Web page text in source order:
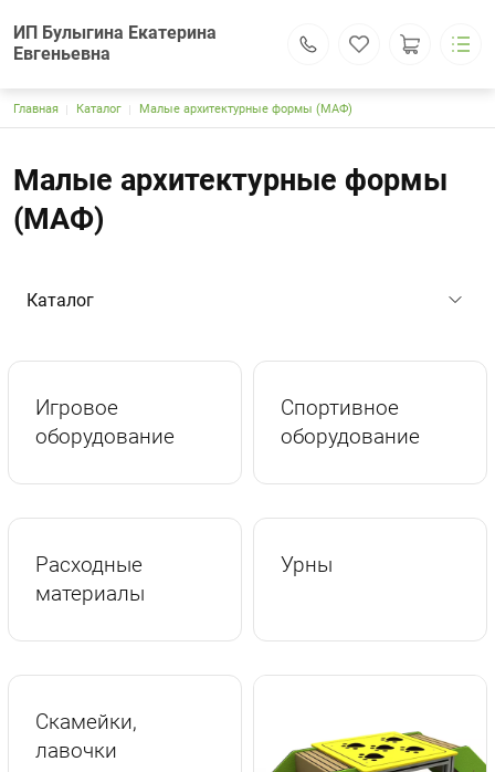
ИП Булыгина Екатерина Евгеньевна
Контакты
ИП Булыгина Екатерина
Евгеньевна
Строка навигации
Главная Каталог Малые архитектурные формы (МАФ)
Малые архитектурные формы
(МАФ)
Каталог
Игровое
оборудование
Спортивное
оборудование
Расходные
материалы
Урны
Скамейки,
лавочки